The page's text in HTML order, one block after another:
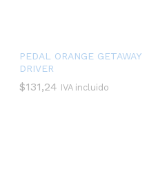
PEDAL ORANGE GETAWAY
DRIVER
$131,24 IVA incluido